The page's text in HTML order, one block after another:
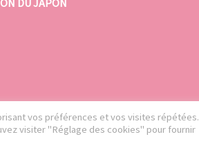
DU JAPON
vos préférences et vos visites répétées.
visiter "Réglage des cookies" pour fournir